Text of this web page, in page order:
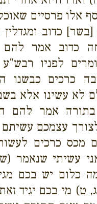
אלו פרסיים
[בשר] כדוב
כדוב אמר
לפניו
כרכים כבשנו
לא עשינו אלא
בתורה אמר להם
עצמכם
מכס כרכים
עשיתי שנאמר
כלום יש בכם
ט) מי בכם יגיד